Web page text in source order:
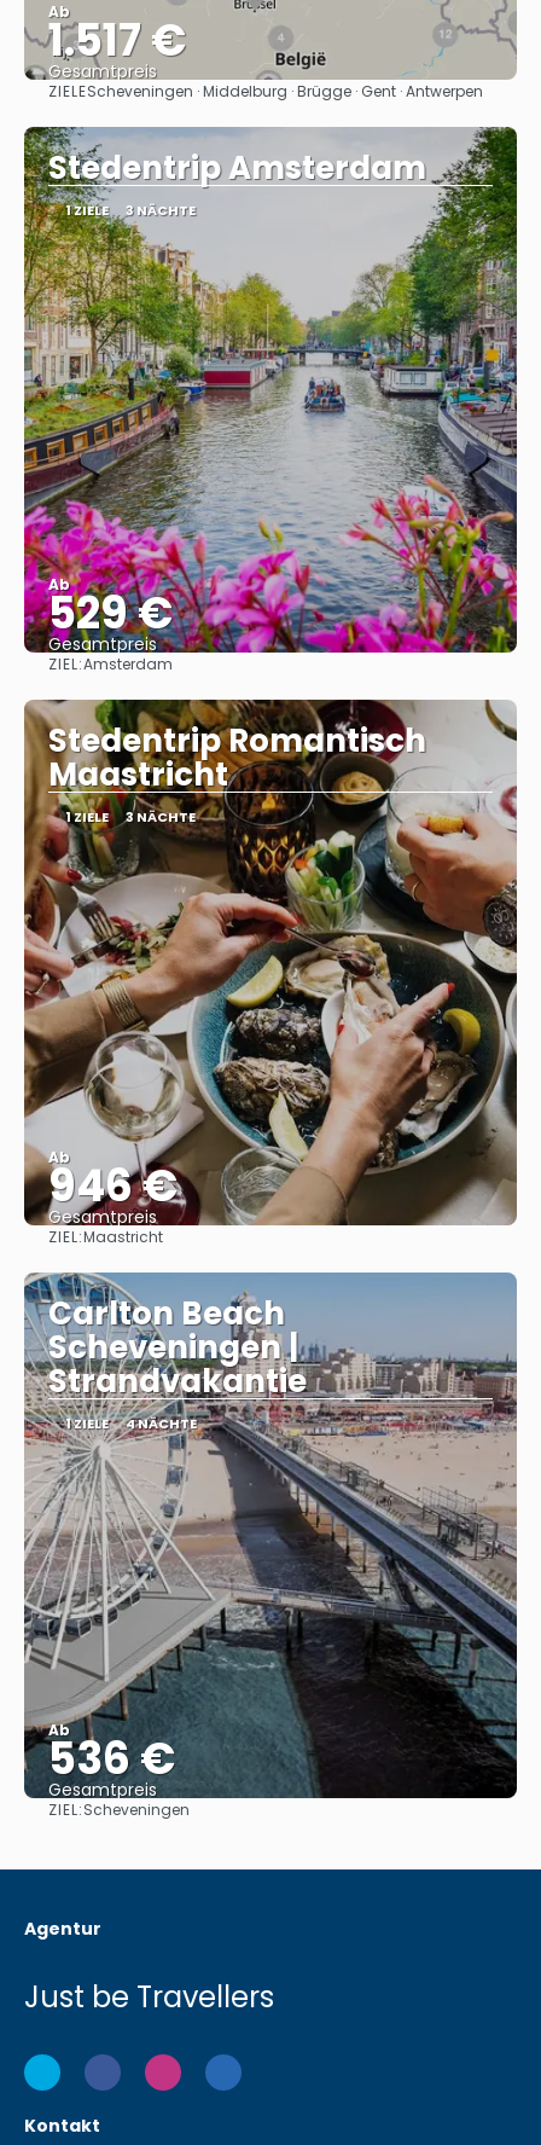
Ab
1.517 €
Gesamtpreis
Sehen
ZIELEScheveningen · Middelburg · Brügge · Gent · Antwerpen
Stedentrip Amsterdam
1 ZIELE 3 NÄCHTE
Ab
529 €
Gesamtpreis
ZIEL:Amsterdam
Stedentrip Romantisch
Maastricht
1 ZIELE 3 NÄCHTE
Ab
946 €
Gesamtpreis
ZIEL:Maastricht
Carlton Beach
Scheveningen |
Strandvakantie
1 ZIELE 4 NÄCHTE
Ab
536 €
Gesamtpreis
ZIEL:Scheveningen
Agentur
Just be Travellers
Kontakt